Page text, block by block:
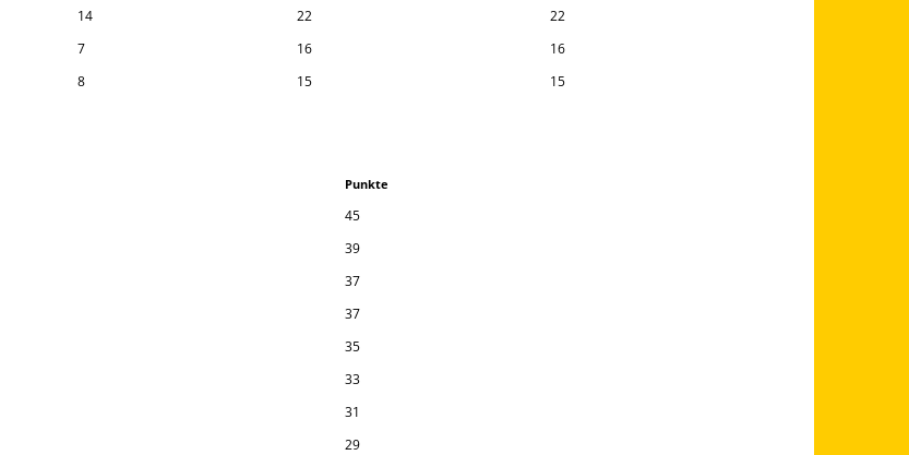
14 22
22
7 16
16
8 15 15
Punkte
45
39
37
37
35
33
31
29